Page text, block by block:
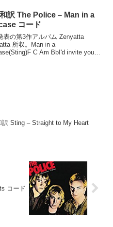
訳 The Police – Man in a
コード
表の第3作アルバム Zenyatta
所収。Man in a
C Am BbI'd invite you
訳 Sting – Straight to My Heart
コード